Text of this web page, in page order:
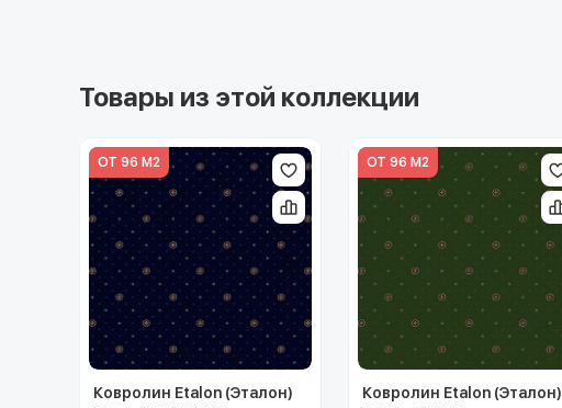
Товары из этой коллекции
ОТ 96 М2
Ковролин Etalon (Эталон)
ОТ 96 М2
Ковролин Etalon (Эталон)